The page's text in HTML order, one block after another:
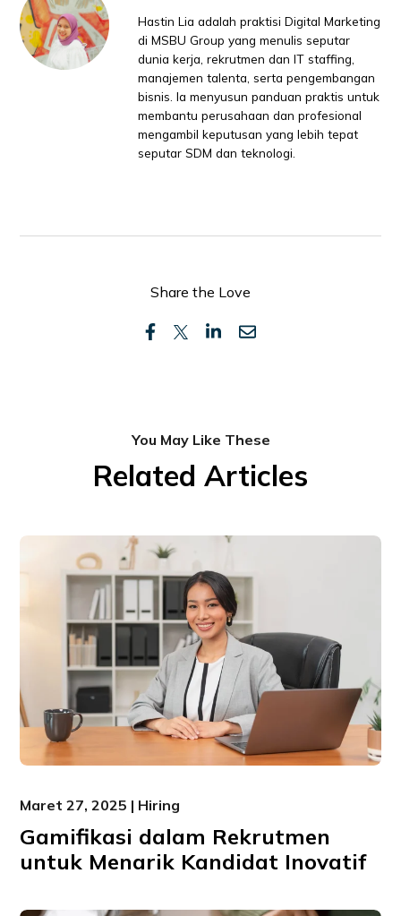
Hastin Lia adalah praktisi Digital Marketing
di MSBU Group yang menulis seputar
dunia kerja, rekrutmen dan IT staffing,
manajemen talenta, serta pengembangan
bisnis. Ia menyusun panduan praktis untuk
membantu perusahaan dan profesional
mengambil keputusan yang lebih tepat
seputar SDM dan teknologi.
Share the Love
You May Like These
Related Articles
Maret 27, 2025 | Hiring
Gamifikasi dalam Rekrutmen
untuk Menarik Kandidat Inovatif